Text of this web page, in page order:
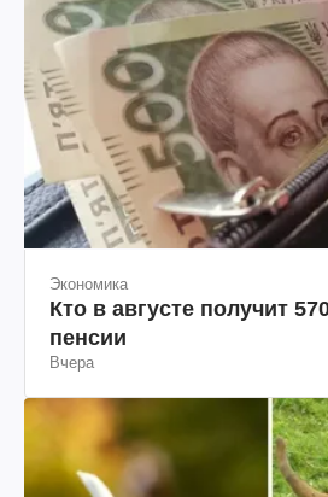
Экономика
Кто в августе получит
пенсии
Вчера